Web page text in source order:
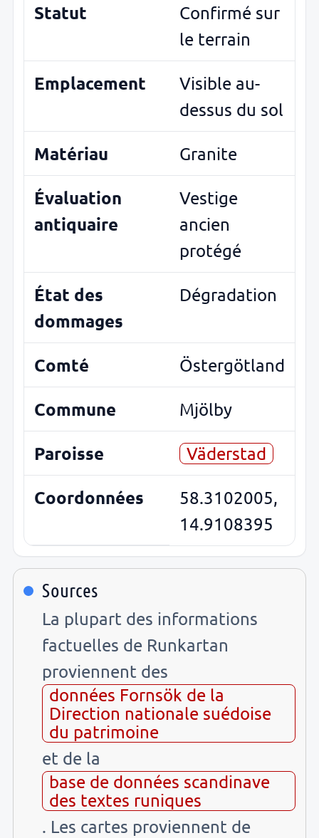
Statut
Confirmé sur
le terrain
Emplacement
Visible au-
dessus du sol
Matériau Granite
Évaluation
antiquaire
Vestige
ancien
protégé
État des
dommages
Dégradation
Comté Östergötland
Commune Mjölby
Paroisse Väderstad
Coordonnées
58.3102005,
14.9108395
Sources
La plupart des informations
factuelles de Runkartan
proviennent des
données Fornsök de la
Direction nationale suédoise
du patrimoine
et de la
base de données scandinave
des textes runiques
. Les cartes proviennent de